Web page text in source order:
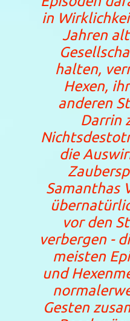
in
Jahren
halten,
Hexen,
anderen
Darrin
die
Samanthas
vor den
verbergen -
meisten
und
Gesten